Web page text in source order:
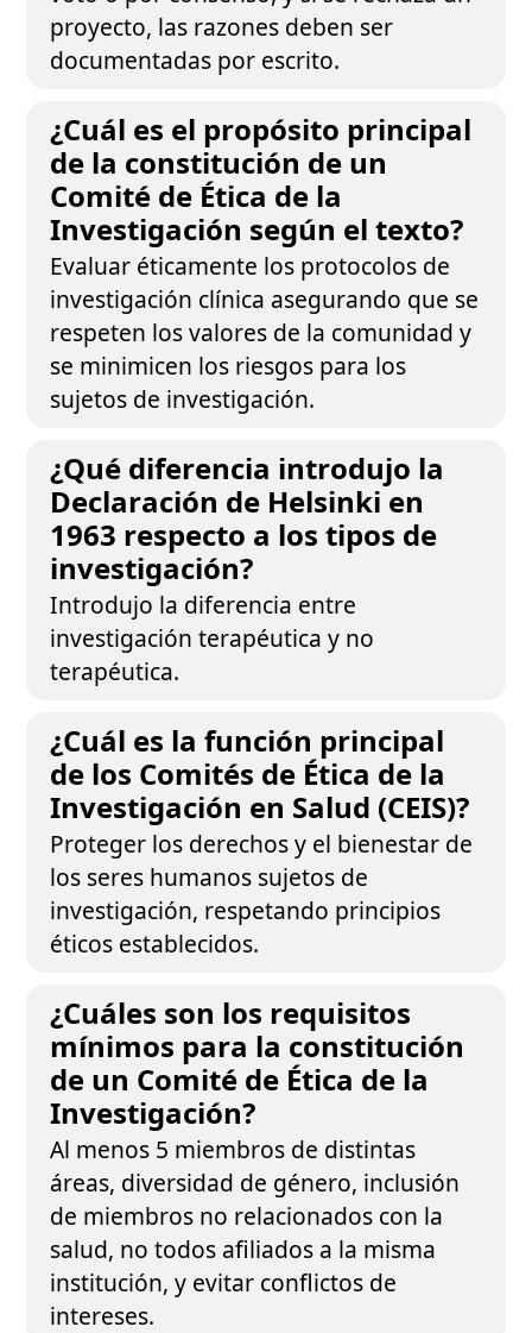
proyecto, las razones deben ser
documentadas por escrito.
¿Cuál es el propósito principal
de la constitución de un
Comité de Ética de la
Investigación según el texto?
Evaluar éticamente los protocolos de
investigación clínica asegurando que se
respeten los valores de la comunidad y
se minimicen los riesgos para los
sujetos de investigación.
¿Qué diferencia introdujo la
Declaración de Helsinki en
1963 respecto a los tipos de
investigación?
Introdujo la diferencia entre
investigación terapéutica y no
terapéutica.
¿Cuál es la función principal
de los Comités de Ética de la
Investigación en Salud (CEIS)?
Proteger los derechos y el bienestar de
los seres humanos sujetos de
investigación, respetando principios
éticos establecidos.
¿Cuáles son los requisitos
mínimos para la constitución
de un Comité de Ética de la
Investigación?
Al menos 5 miembros de distintas
áreas, diversidad de género, inclusión
de miembros no relacionados con la
salud, no todos afiliados a la misma
institución, y evitar conflictos de
intereses.